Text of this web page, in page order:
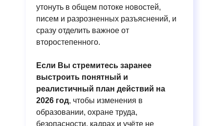
утонуть в общем потоке новостей,
писем и разрозненных разъяснений, и
сразу отделить важное от
второстепенного.
Если Вы стремитесь заранее
выстроить понятный и
реалистичный план действий на
2026 год, чтобы изменения в
образовании, охране труда,
безопасности, кадрах и учёте не